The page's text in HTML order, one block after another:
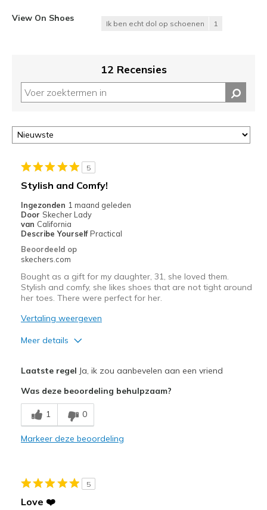
View On Shoes
Ik ben echt dol op schoenen 1
12 Recensies
5
Stylish and Comfy!
Ingezonden 1 maand geleden
Door Skecher Lady
van California
Describe Yourself Practical
Beoordeeld op
skechers.com
Bought as a gift for my daughter, 31, she loved them.
Stylish and comfy, she likes shoes that are not tight around
her toes. There were perfect for her.
Vertaling weergeven
Meer details
Comfortable
Stylish
Going Out
Laatste regel Ja, ik zou aanbevelen aan een vriend
Was deze beoordeling behulpzaam?
1 0
Markeer deze beoordeling
5
Love ❤️